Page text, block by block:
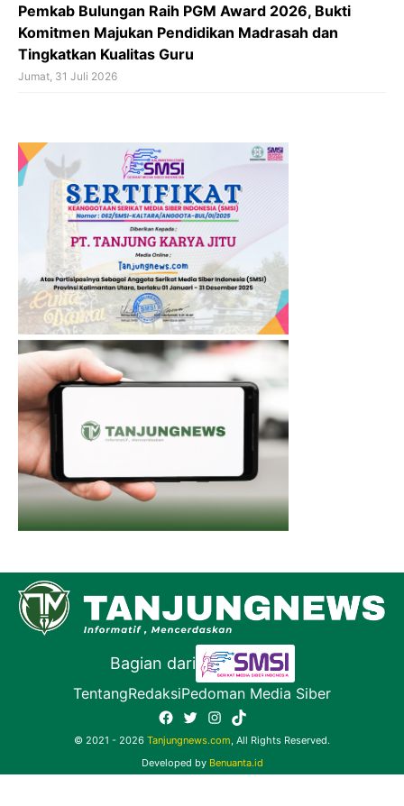
Pemkab Bulungan Raih PGM Award 2026, Bukti
Komitmen Majukan Pendidikan Madrasah dan
Tingkatkan Kualitas Guru
Jumat, 31 Juli 2026
Bagian dari
TentangRedaksiPedoman Media Siber
Facebook
TwitterInstagram
TikTok
© 2021 - 2026 Tanjungnews.com, All Rights Reserved.
Developed by Benuanta.id